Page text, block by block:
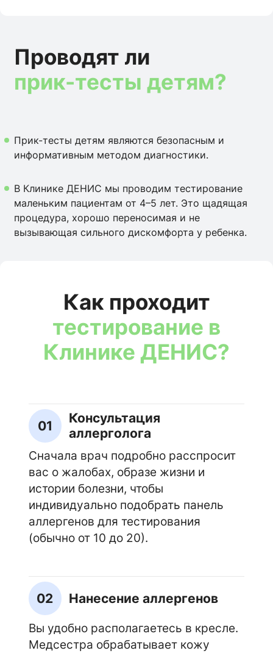
Проводят ли
прик-тесты детям?
Прик-тесты детям являются безопасным и
информативным методом диагностики.
В Клинике ДЕНИС мы проводим тестирование
маленьким пациентам от 4–5 лет. Это щадящая
процедура, хорошо переносимая и не
вызывающая сильного дискомфорта у ребенка.
Как проходит
тестирование в
Клинике ДЕНИС?
01
Консультация
аллерголога
Сначала врач подробно расспросит
вас о жалобах, образе жизни и
истории болезни, чтобы
индивидуально подобрать панель
аллергенов для тестирования
(обычно от 10 до 20).
02 Нанесение аллергенов
Вы удобно располагаетесь в кресле.
Медсестра обрабатывает кожу